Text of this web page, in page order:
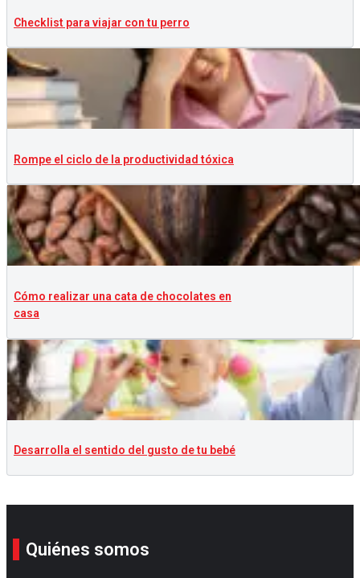
Checklist para viajar con tu perro
Rompe el ciclo de la productividad tóxica
Cómo realizar una cata de chocolates en
casa
Desarrolla el sentido del gusto de tu bebé
Quiénes somos